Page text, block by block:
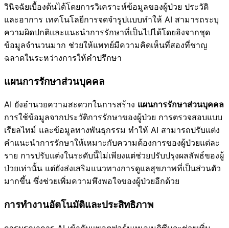
วินิจฉัยเบื้องต้นได้โดยการวิเคราะห์ข้อมูลของผู้ป่วย ประวัติ
และอาการ เทคโนโลยีการจดจำรูปแบบทำให้ AI สามารถระบุ
ความผิดปกติและแนะนำการรักษาที่เป็นไปได้โดยอิงจากชุด
ข้อมูลจำนวนมาก ช่วยให้แพทย์มีความคิดเห็นที่สองที่ชาญ
ฉลาดในระหว่างการให้คำปรึกษา
แผนการรักษาส่วนบุคคล
AI ยังอำนวยความสะดวกในการสร้าง แผนการรักษาส่วนบุคคล
การใช้ข้อมูลจากประวัติการรักษาของผู้ป่วย การตรวจสอบแบบ
เรียลไทม์ และข้อมูลทางพันธุกรรม ทำให้ AI สามารถปรับแต่ง
คำแนะนำการรักษาให้เหมาะกับความต้องการของผู้ป่วยแต่ละ
ราย การปรับแต่งในระดับนี้ไม่เพียงแต่ช่วยปรับปรุงผลลัพธ์ของผู้
ป่วยเท่านั้น แต่ยังส่งเสริมแนวทางการดูแลสุขภาพที่เป็นส่วนตัว
มากขึ้น ซึ่งช่วยเพิ่มความพึงพอใจของผู้ป่วยอีกด้วย
การทำงานอัตโนมัติและประสิทธิภาพ